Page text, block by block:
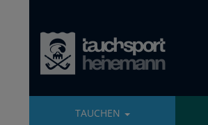
TAUCHEN